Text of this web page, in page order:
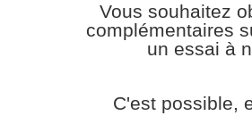
Vous souhaitez
complémentaires
un essai à
C'est possible,